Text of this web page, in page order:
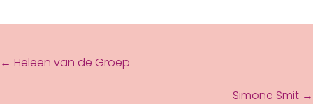
POSTS
← Heleen van de Groep
Simone Smit →